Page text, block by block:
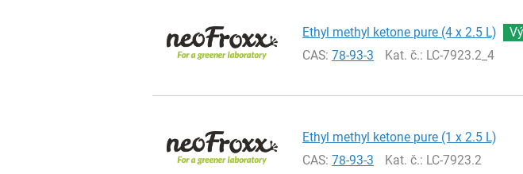
Ethyl methyl ketone pure (4 x 2.5 L)
CAS:78-93-3 Kat. č.: LC-7923.2_4
Ethyl methyl ketone pure (1 x 2.5 L)
CAS:78-93-3 Kat. č.: LC-7923.2